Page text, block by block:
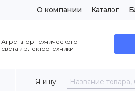
О компании Каталог
Агрегатор технического
света и электротехники
Я ищу: